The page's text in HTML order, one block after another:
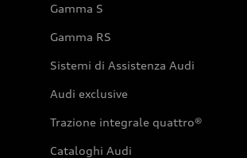
Gamma S
Gamma RS
Sistemi di Assistenza Audi
Audi exclusive
Trazione integrale quattro®
Cataloghi Audi